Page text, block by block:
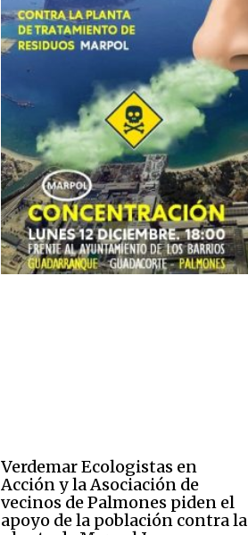
Verdemar Ecologistas en
Acción y la Asociación de
vecinos de Palmones piden el
apoyo de la población contra la